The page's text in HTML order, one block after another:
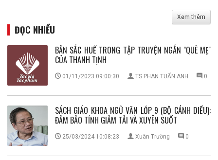
Xem thêm
ĐỌC NHIỀU
BẢN SẮC HUẾ TRONG TẬP TRUYỆN NGẮN ''QUÊ MẸ''
CỦA THANH TỊNH
01/11/2023 09:00:30 TS PHAN TUẤN ANH 0
SÁCH GIÁO KHOA NGỮ VĂN LỚP 9 (BỘ CÁNH DIỀU):
ĐẢM BẢO TÍNH GIẢM TẢI VÀ XUYÊN SUỐT
25/03/2024 10:08:23 Xuân Trường 0